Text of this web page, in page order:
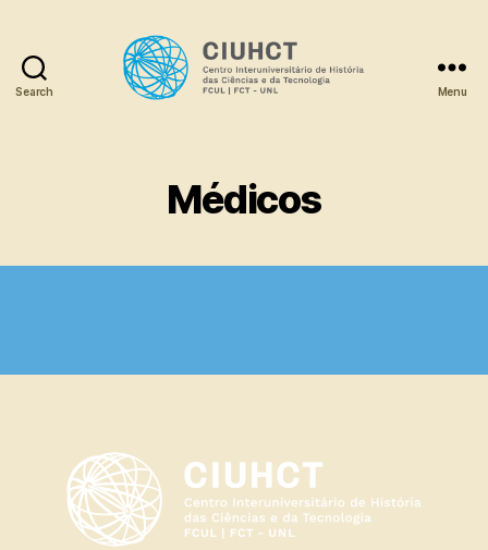
Search Menu
Médicos